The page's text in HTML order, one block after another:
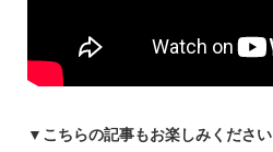
▼ こちらの記事もお楽しみください